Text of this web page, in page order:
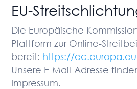
EU-
Die Europäische
Plattform zur Online-
bereit: https://
Unsere E-Mail-Adresse
Impressum.